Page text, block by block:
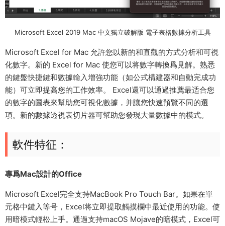
Microsoft Excel 2019 Mac 中文獨立破解版 電子表格數據分析工具
Microsoft Excel for Mac 允許您以新的和直觀的方式分析和可視
化數字。新的 Excel for Mac 使您可以将數字轉換爲見解。熟悉
的鍵盤快捷鍵和數據輸入增強功能（如公式構建器和自動完成功
能）可立即提高您的工作效率。 Excel還可以通過推薦最适合您
的數字的圖表來幫助您可視化數據，并讓您快速預覽不同的選
項。新的數據透視表切片器可幫助您發現大量數據中的模式。
軟件特征：
專爲Mac設計的Office
Microsoft Excel完全支持MacBook Pro Touch Bar。如果在單
元格中鍵入等号，Excel将立即提取觸摸欄中最近使用的功能。使
用暗模式輕松上手。通過支持macOS Mojave的暗模式，Excel可